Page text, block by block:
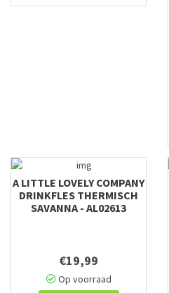
A LITTLE LOVELY COMPANY
DRINKFLES THERMISCH
SAVANNA - AL02613
€19,99
Op voorraad